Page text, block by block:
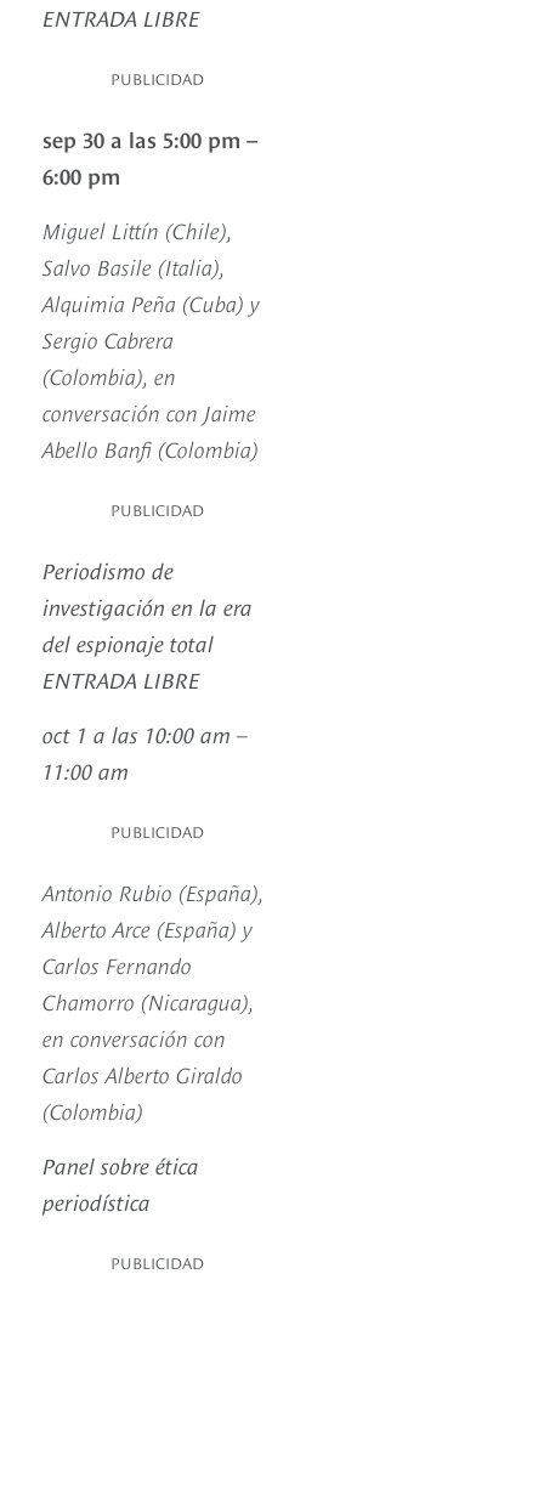
ENTRADA LIBRE
PUBLICIDAD
sep 30 a las 5:00 pm –
6:00 pm
Miguel Littín (Chile),
Salvo Basile (Italia),
Alquimia Peña (Cuba) y
Sergio Cabrera
(Colombia), en
conversación con Jaime
Abello Banfi (Colombia)
PUBLICIDAD
Periodismo de
investigación en la era
del espionaje total
ENTRADA LIBRE
oct 1 a las 10:00 am –
11:00 am
PUBLICIDAD
Antonio Rubio (España),
Alberto Arce (España) y
Carlos Fernando
Chamorro (Nicaragua),
en conversación con
Carlos Alberto Giraldo
(Colombia)
Panel sobre ética
periodística
PUBLICIDAD